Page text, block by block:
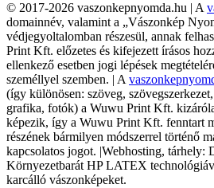
© 2017-2026 vaszonkepnyomda.hu | A
domainnév, valamint a „Vászonkép
védjegyoltalomban részesül, annak
Print Kft. előzetes és kifejezett írásos
ellenkező esetben jogi lépések
személlyel szemben. | A
(így különösen: szöveg,
grafika, fotók) a Wuwu Print Kft.
képezik, így a Wuwu Print Kft. fenntart
részének bármilyen módszerrel történő
kapcsolatos jogot. |Webhosting, tárhely:
Környezetbarát HP LATEX
karcálló vászonképeket.